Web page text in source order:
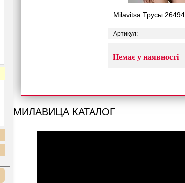
Milavitsa Трусы 26494
Артикул:
Немає у наявності
МИЛАВИЦА КАТАЛОГ